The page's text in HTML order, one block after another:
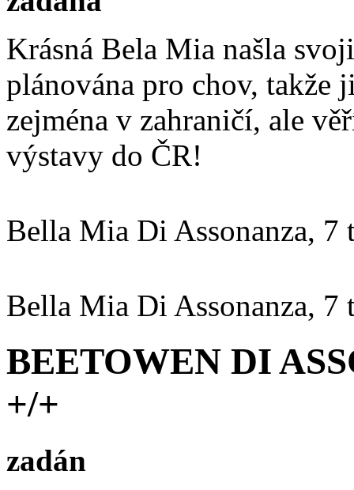
Krásná Bela Mia našla
plánována pro chov, takže
zejména v zahraničí, ale
výstavy do ČR!
Bella Mia Di Assonanza, 7
Bella Mia Di Assonanza, 7
BEETOWEN DI
+/+
zadán